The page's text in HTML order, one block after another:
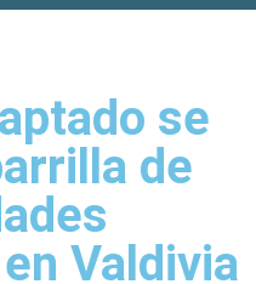
se
de
Valdivia